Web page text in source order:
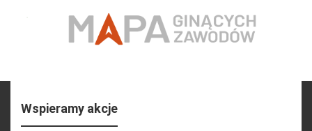
Wspieramy akcje